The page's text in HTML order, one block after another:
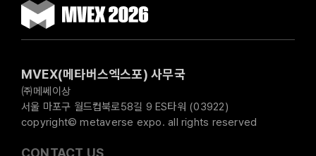
MVEX(메타버스엑스포) 사무국
㈜메쎄이상
서울 마포구 월드컵북로58길 9 ES타워 (03922)
copyright© metaverse expo. all rights reserved
CONTACT US